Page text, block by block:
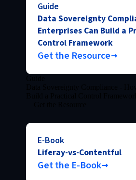
Guide
Data Sovereignty
Enterprises Can Build a
Control Framework
Get the Resource
E-Book
Liferay-vs-Contentful
Get the E-Book